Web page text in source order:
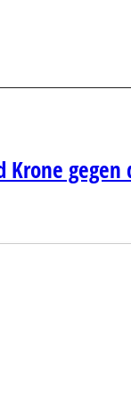
Krone